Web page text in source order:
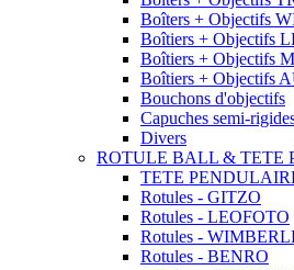
Boîters + Objectifs
Boîtiers + Objectifs
Boîtiers + Objectifs
Boîtiers + Objectifs
Bouchons d'objectifs
Capuches semi-
Divers
ROTULE BALL & TETE
TETE
Rotules - GITZO
Rotules - LEOFOTO
Rotules -
Rotules - BENRO